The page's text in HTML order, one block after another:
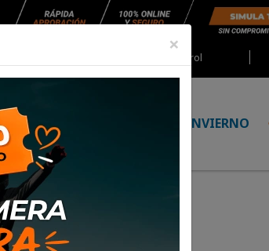
Red Castrol
MANTENCIÓN INVIERNO
Shark Spartan Rs
×